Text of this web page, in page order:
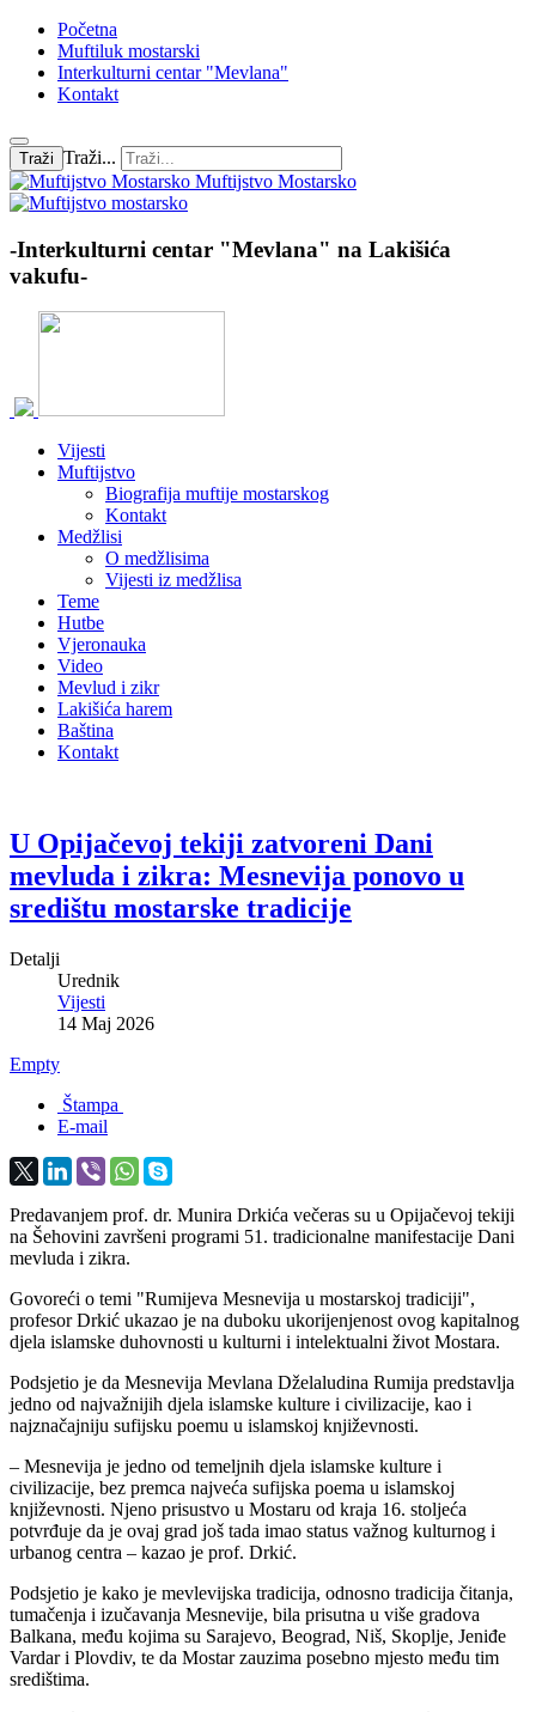
Početna
Muftiluk mostarski
Interkulturni centar "Mevlana"
Kontakt
Traži Traži...
Muftijstvo Mostarsko
-Interkulturni centar "Mevlana" na Lakišića
vakufu-
Vijesti
Muftijstvo
Biografija muftije mostarskog
Kontakt
Medžlisi
O medžlisima
Vijesti iz medžlisa
Teme
Hutbe
Vjeronauka
Video
Mevlud i zikr
Lakišića harem
Baština
Kontakt
U Opijačevoj tekiji zatvoreni Dani
mevluda i zikra: Mesnevija ponovo u
središtu mostarske tradicije
Detalji
Urednik
Vijesti
14 Maj 2026
Empty
Štampa
E-mail
Predavanjem prof. dr. Munira Drkića večeras su u Opijačevoj tekiji
na Šehovini završeni programi 51. tradicionalne manifestacije Dani
mevluda i zikra.
Govoreći o temi "Rumijeva Mesnevija u mostarskoj tradiciji",
profesor Drkić ukazao je na duboku ukorijenjenost ovog kapitalnog
djela islamske duhovnosti u kulturni i intelektualni život Mostara.
Podsjetio je da Mesnevija Mevlana Dželaludina Rumija predstavlja
jedno od najvažnijih djela islamske kulture i civilizacije, kao i
najznačajniju sufijsku poemu u islamskoj književnosti.
– Mesnevija je jedno od temeljnih djela islamske kulture i
civilizacije, bez premca najveća sufijska poema u islamskoj
književnosti. Njeno prisustvo u Mostaru od kraja 16. stoljeća
potvrđuje da je ovaj grad još tada imao status važnog kulturnog i
urbanog centra – kazao je prof. Drkić.
Podsjetio je kako je mevlevijska tradicija, odnosno tradicija čitanja,
tumačenja i izučavanja Mesnevije, bila prisutna u više gradova
Balkana, među kojima su Sarajevo, Beograd, Niš, Skoplje, Jeniđe
Vardar i Plovdiv, te da Mostar zauzima posebno mjesto među tim
središtima.